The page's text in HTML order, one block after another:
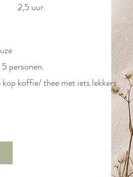
2,5 uur.
personen.
koffie/ thee met iets lekkers.